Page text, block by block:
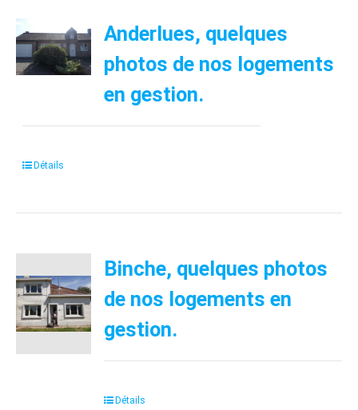
Anderlues, quelques
photos de nos logements
en gestion.
Détails
Binche, quelques photos
de nos logements en
gestion.
Détails